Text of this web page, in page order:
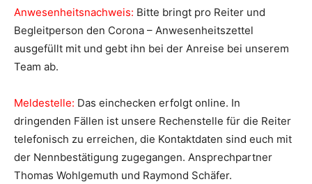
Anwesenheitsnachweis: Bitte bringt pro Reiter und
Begleitperson den Corona – Anwesenheitszettel
ausgefüllt mit und gebt ihn bei der Anreise bei unserem
Team ab.
Meldestelle: Das einchecken erfolgt online. In
dringenden Fällen ist unsere Rechenstelle für die Reiter
telefonisch zu erreichen, die Kontaktdaten sind euch mit
der Nennbestätigung zugegangen. Ansprechpartner
Thomas Wohlgemuth und Raymond Schäfer.